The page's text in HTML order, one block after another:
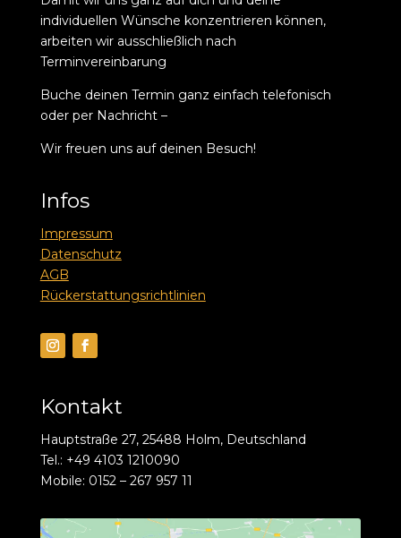
individuellen Wünsche konzentrieren können,
arbeiten wir ausschließlich nach
Terminvereinbarung
Buche deinen Termin ganz einfach telefonisch
oder per Nachricht –
Wir freuen uns auf deinen Besuch!
Infos
Impressum
Datenschutz
AGB
Rückerstattungsrichtlinien
Kontakt
Hauptstraße 27, 25488 Holm, Deutschland
Tel.: +49 4103 1210090
Mobile: 0152 – 267 957 11